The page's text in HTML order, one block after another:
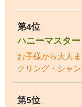
第4位
ハニーマスタ
お子様から大人
クリング・シャ
第5位